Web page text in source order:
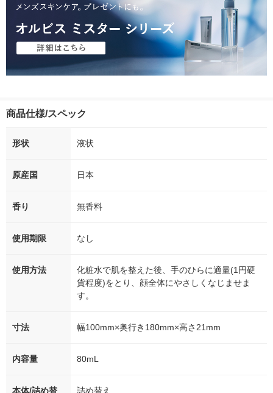
商品仕様/スペック
形状 液状
原産国 日本
香り 無香料
使用期限 なし
使用方法
化粧水で肌を整えた後、手のひらに適量(1円硬
貨程度)をとり、顔全体にやさしくなじませま
す。
寸法 幅100mm×奥行き180mm×高さ21mm
内容量 80mL
本体/詰め替
詰め替え